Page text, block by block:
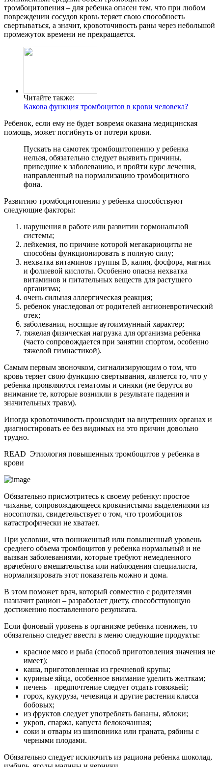
тромбоцитопения – для ребенка опасен тем, что при любом
повреждении сосудов кровь теряет свою способность
свертываться, а значит, кровоточивость раны через небольшой
промежуток времени не прекращается.
Читайте также:
Какова функция тромбоцитов в крови человека?
Ребенок, если ему не будет вовремя оказана медицинская
помощь, может погибнуть от потери крови.
Пускать на самотек тромбоцитопению у ребенка
нельзя, обязательно следует выявить причины,
приведшие к заболеванию, и пройти курс лечения,
направленный на нормализацию тромбоцитного
фона.
Развитию тромбоцитопении у ребенка способствуют
следующие факторы:
нарушения в работе или развитии гормональной
системы;
лейкемия, по причине которой мегакариоциты не
способны функционировать в полную силу;
нехватка витаминов группы B, калия, фосфора, магния
и фолиевой кислоты. Особенно опасна нехватка
витаминов и питательных веществ для растущего
организма;
очень сильная аллергическая реакция;
ребенок унаследовал от родителей ангионевротический
отек;
заболевания, носящие аутоиммунный характер;
тяжелая физическая нагрузка для организма ребенка
(часто сопровождается при занятии спортом, особенно
тяжелой гимнастикой).
Самым первым звоночком, сигнализирующим о том, что
кровь теряет свою функцию свертывания, является то, что у
ребенка проявляются гематомы и синяки (не берутся во
внимание те, которые возникли в результате падения и
значительных травм).
Иногда кровоточивость происходит на внутренних органах и
диагностировать ее без видимых на это причин довольно
трудно.
READ Этиология повышенных тромбоцитов у ребенка в
крови
Обязательно присмотритесь к своему ребенку: простое
чиханье, сопровождающееся кровянистыми выделениями из
носоглотки, свидетельствует о том, что тромбоцитов
катастрофически не хватает.
При условии, что пониженный или повышенный уровень
среднего объема тромбоцитов у ребенка нормальный и не
вызван заболеваниями, которые требуют немедленного
врачебного вмешательства или наблюдения специалиста,
нормализировать этот показатель можно и дома.
В этом поможет врач, который совместно с родителями
назначит рацион – разработает диету, способствующую
достижению поставленного результата.
Если фоновый уровень в организме ребенка понижен, то
обязательно следует ввести в меню следующие продукты:
красное мясо и рыба (способ приготовления значения не
имеет);
каша, приготовленная из гречневой крупы;
куриные яйца, особенное внимание уделить желткам;
печень – предпочтение следует отдать говяжьей;
горох, кукуруза, чечевица и другие растения класса
бобовых;
из фруктов следует употреблять бананы, яблоки;
укроп, спаржа, капуста белокочанная;
соки и отвары из шиповника или граната, рябины с
черными плодами.
Обязательно следует исключить из рациона ребенка шоколад,